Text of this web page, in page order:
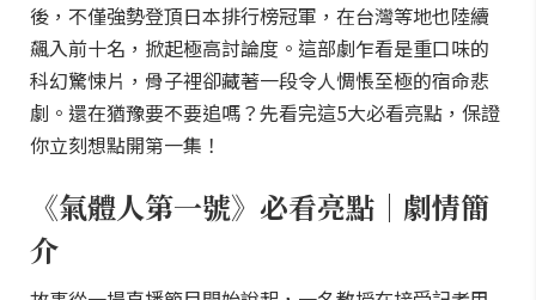
後，不僅強勢登頂日本排行榜冠軍，在台灣等地也陸續
飆入前十名，掀起極高討論度。這部劇乍看是重口味的
科幻驚悚片，骨子裡卻藏著一段令人惆悵至極的宿命悲
劇。還在猶豫要不要追嗎？先看完這5大必看亮點，保證
你立刻想點開第一集！
《氣體人第一號》必看亮點｜劇情簡
介